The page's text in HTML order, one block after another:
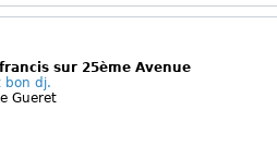
sur 25ème Avenue
bon dj.
Gueret